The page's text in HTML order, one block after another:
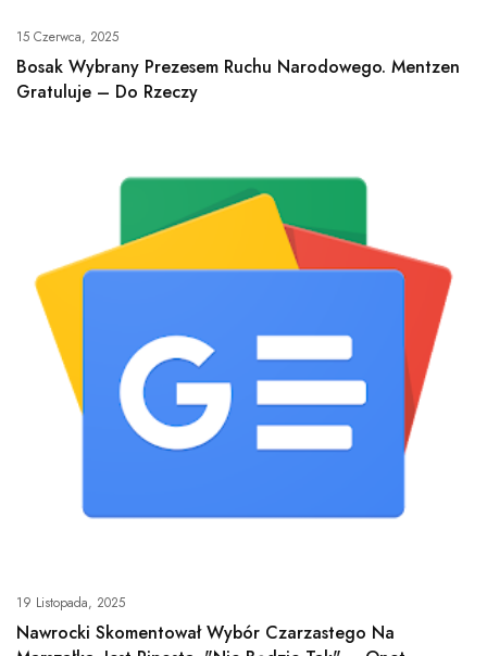
15 Czerwca, 2025
Bosak Wybrany Prezesem Ruchu Narodowego. Mentzen
Gratuluje – Do Rzeczy
19 Listopada, 2025
Nawrocki Skomentował Wybór Czarzastego Na